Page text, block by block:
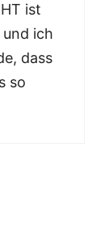
ist
ich
dass
so